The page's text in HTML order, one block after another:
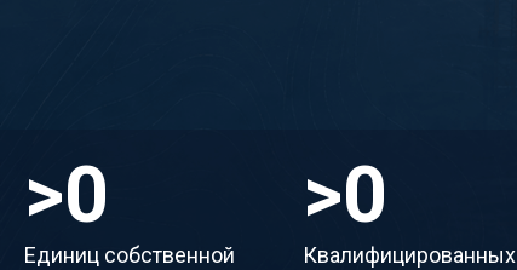
>50
Единиц собственной
>150
Квалифицированных